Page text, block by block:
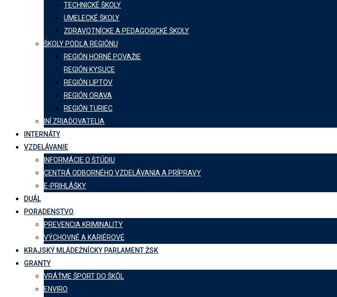
TECHNICKÉ ŠKOLY
UMELECKÉ ŠKOLY
ZDRAVOTNÍCKE A PEDAGOGICKÉ ŠKOLY
ŠKOLY PODĽA REGIÓNU
REGIÓN HORNÉ POVAŽIE
REGIÓN KYSUCE
REGIÓN LIPTOV
REGIÓN ORAVA
REGIÓN TURIEC
INÍ ZRIAĎOVATELIA
INTERNÁTY
VZDELÁVANIE
INFORMÁCIE O ŠTÚDIU
CENTRÁ ODBORNÉHO VZDELÁVANIA A PRÍPRAVY
E-PRIHLÁŠKY
DUÁL
PORADENSTVO
PREVENCIA KRIMINALITY
VÝCHOVNÉ A KARIÉROVÉ
KRAJSKÝ MLÁDEŽNÍCKY PARLAMENT ŽSK
GRANTY
VRÁŤME ŠPORT DO ŠKÔL
ENVIRO